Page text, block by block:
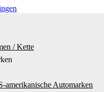
/ Kette
amerikanische Automarken